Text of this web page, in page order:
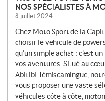
O
U
V
E
L
L
E
S
NOS SPÉCIALISTES À
8 juillet 2024
Chez Moto Sport de la
choisir le véhicule de
qu’un simple achat : c’est
vos aventures. Situé au
Abitibi-Témiscamingue,
vous proposer une vaste
véhicules côte à côte,